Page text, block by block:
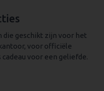
die geschikt zijn voor het
voor officiële
voor een geliefde.